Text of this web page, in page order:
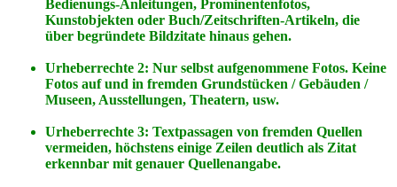
Bedienungs-Anleitungen, Prominentenfotos,
Kunstobjekten oder Buch/Zeitschriften-Artikeln, die
über begründete Bildzitate hinaus gehen.
Urheberrechte 2: Nur selbst aufgenommene Fotos. Keine
Fotos aufund in fremden Grundstücken / Gebäuden /
Museen, Ausstellungen, Theatern, usw.
Urheberrechte 3: Textpassagen von fremden Quellen
vermeiden, höchstens einige Zeilen deutlich als Zitat
erkennbar mit genauer Quellenangabe.